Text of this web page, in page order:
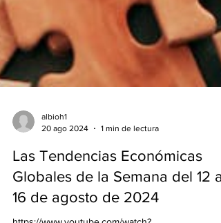
albioh1
20 ago 2024
1 min de lectura
Las Tendencias Económicas
Globales de la Semana del 12 al